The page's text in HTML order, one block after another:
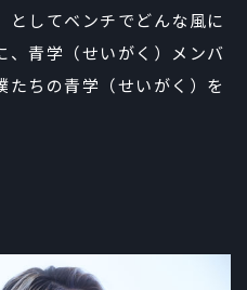
としてベンチでどんな風に
、青学（せいがく）メンバ
たちの青学（せいがく）を